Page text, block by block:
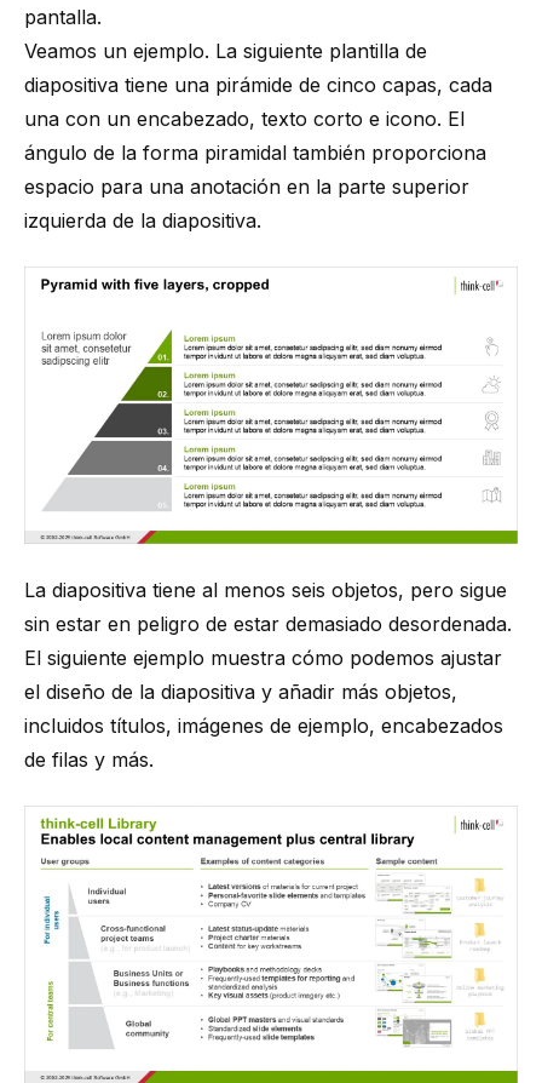
pantalla.
Veamos un ejemplo. La siguiente plantilla de
diapositiva tiene una pirámide de cinco capas, cada
una con un encabezado, texto corto e icono. El
ángulo de la forma piramidal también proporciona
espacio para una anotación en la parte superior
izquierda de la diapositiva.
La diapositiva tiene al menos seis objetos, pero sigue
sin estar en peligro de estar demasiado desordenada.
El siguiente ejemplo muestra cómo podemos ajustar
el diseño de la diapositiva y añadir más objetos,
incluidos títulos, imágenes de ejemplo, encabezados
de filas y más.